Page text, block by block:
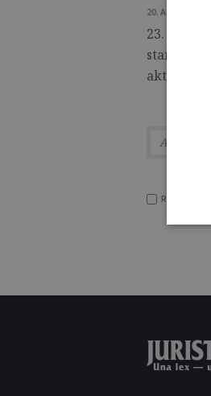
20. APRĪLIS
23. aprīlī
aktuālās
RĀDĪT TIKAI